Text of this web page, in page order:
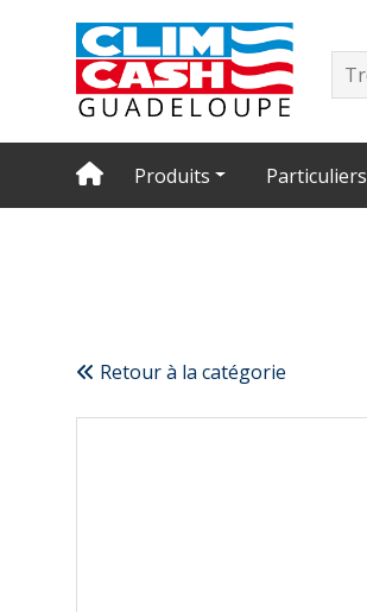
Produits Particuliers
Retour à la catégorie